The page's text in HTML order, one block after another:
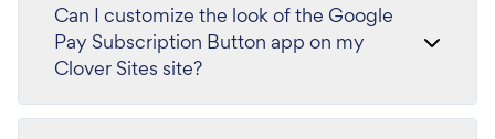
Can I customize the look of the Google
Pay Subscription Button app on my
Clover Sites site?